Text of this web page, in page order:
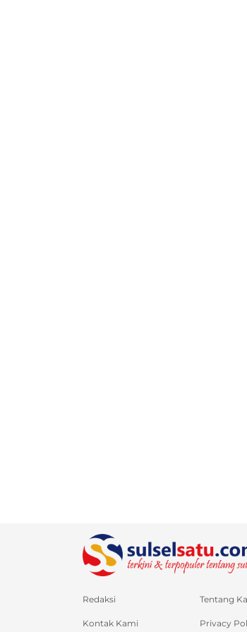
Redaksi Tentang
Kontak Kami Privacy